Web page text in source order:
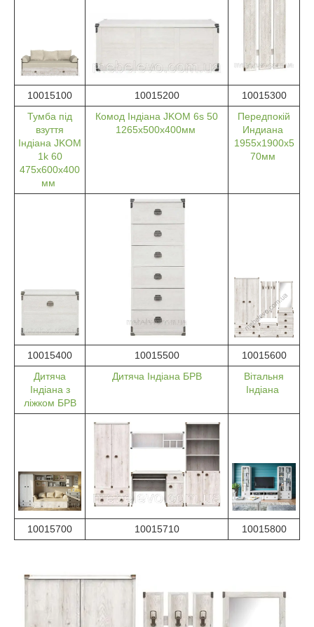
10015100 10015200
10015300
Тумба під
взуття
Індіана JKOM
1k 60
475х600х400
мм
Комод Індіана JKOM 6s 50
1265х500х400мм
Передпокій
Индиана
1955х1900х5
70мм
10015400 10015500
10015600
Дитяча
Індіана з
ліжком БРВ
Дитяча Індіана БРВ
Вітальня
Індіана
10015700 10015710 10015800